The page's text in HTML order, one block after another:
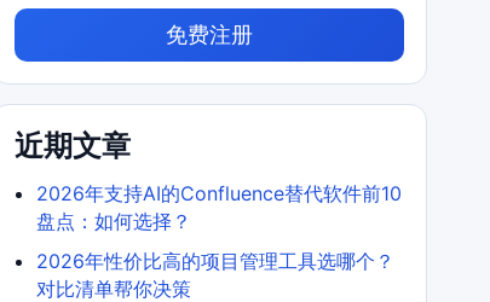
免费注册
近期文章
2026年支持AI的Confluence替代软件前10
盘点：如何选择？
2026年性价比高的项目管理工具选哪个？
对比清单帮你决策